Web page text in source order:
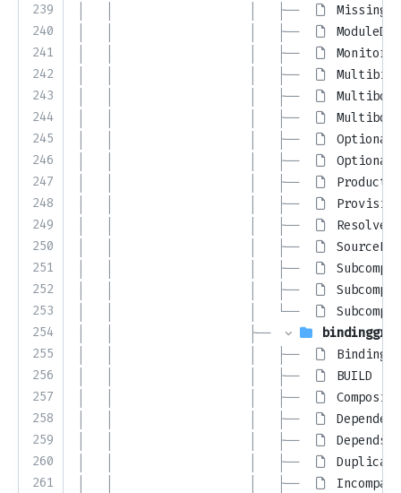
239
240
241
242
243
244
245
246
247
248
249
250
251
252
253
254
255
256
257
258
259
260
261
│   │                   │   ├──
│   │                   │   ├──
│   │                   │   ├──
│   │                   │   ├──
│   │                   │   ├──
│   │                   │   ├──
│   │                   │   ├──
│   │                   │   ├──
│   │                   │   ├──
│   │                   │   ├──
│   │                   │   ├──
│   │                   │   ├──
│   │                   │   ├──
│   │                   │   ├──
│   │                   │   └──
│   │                   ├──
│   │                   │   ├──
│   │                   │   ├──
BUILD
│   │                   │   ├──
│   │                   │   ├──
│   │                   │   ├──
│   │                   │   ├──
│   │                   │   ├──